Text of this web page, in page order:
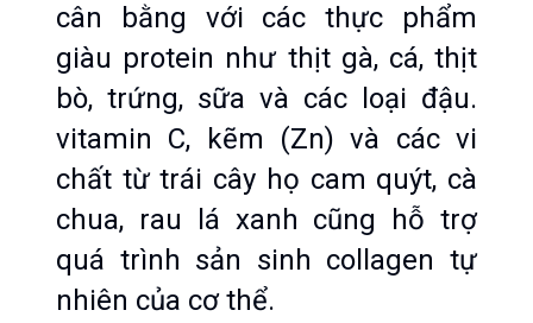
cân bằng với các thực phẩm
giàu protein như thịt gà, cá, thịt
bò, trứng, sữa và các loại đậu.
vitamin C, kẽm (Zn) và các vi
chất từ trái cây họ cam quýt, cà
chua, rau lá xanh cũng hỗ trợ
quá trình sản sinh collagen tự
nhiên của cơ thể.